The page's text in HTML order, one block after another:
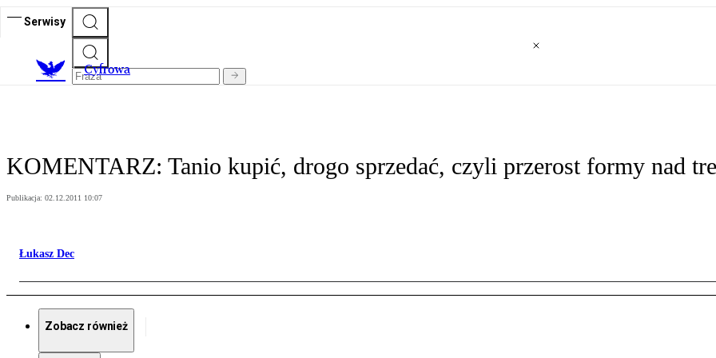
Serwisy
Cyfrowa
KOMENTARZ: Tanio kupić, drogo sprzedać, czyli przerost formy nad
Publikacja: 02.12.2011 10:07
Łukasz Dec
Zobacz również